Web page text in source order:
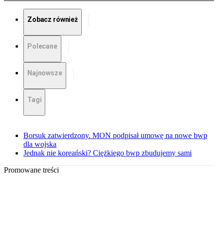
Zobacz również
Polecane
Najnowsze
Tagi
Borsuk zatwierdzony. MON podpisał umowę na nowe bwp
dla wojska
Jednak nie koreański? Ciężkiego bwp zbudujemy sami
Promowane treści